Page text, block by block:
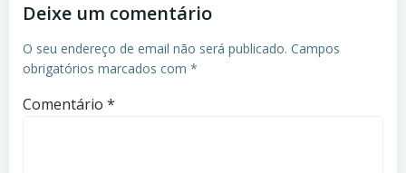
Deixe um comentário
O seu endereço de email não será publicado. Campos
obrigatórios marcados com *
Comentário *